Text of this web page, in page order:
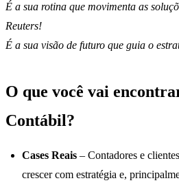
É a sua rotina que movimenta as
Reuters!
É a sua visão de futuro que guia o
O que você vai
Contábil?
Cases Reais – Contadores e
crescer com estratégia e,